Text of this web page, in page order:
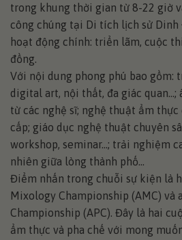
trong khung thời gian từ 8-22 giờ
công chúng tại Di tích lịch sử Dinh
hoạt động chính: triển lãm, cuộc
đồng.
Với nội dung phong phú bao gồm:
digital art, nội thất, đa giác quan…;
từ các nghệ sĩ; nghệ thuật ẩm thực
cấp; giáo dục nghệ thuật chuyên
workshop, seminar…; trải nghiệm
nhiên giữa lòng thành phố…
Điểm nhấn trong chuỗi sự kiện là
Mixology Championship (AMC) và
Championship (APC). Đây là hai
ẩm thực và pha chế với mong